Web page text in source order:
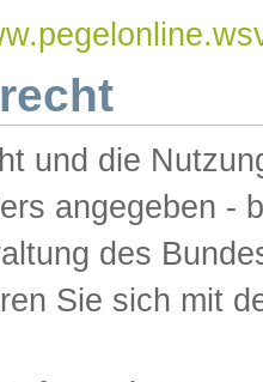
und die
angegeben -
des
Sie sich mit